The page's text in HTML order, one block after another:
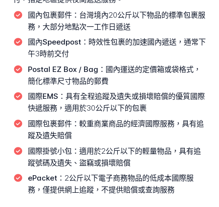
國內包裹郵件： 台灣境內20公斤以下物品的標準包裹服
務，大部分地點次一工作日遞送
國內Speedpost： 時效性包裹的加速國內遞送，通常下
午3時前交付
Postal EZ Box / Bag： 國內運送的定價箱或袋格式，
簡化標準尺寸物品的郵費
國際EMS： 具有全程追蹤及遺失或損壞賠償的優質國際
快遞服務，適用於30公斤以下的包裹
國際包裹郵件： 較重商業商品的經濟國際服務，具有追
蹤及遺失賠償
國際掛號小包： 適用於2公斤以下的輕量物品，具有追
蹤號碼及遺失、盜竊或損壞賠償
ePacket： 2公斤以下電子商務物品的低成本國際服
務，僅提供網上追蹤，不提供賠償或查詢服務